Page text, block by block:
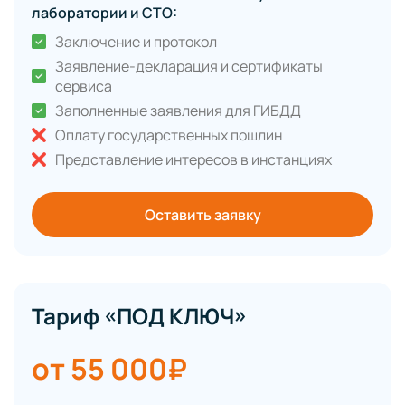
лаборатории и СТО:
Заключение и протокол
Заявление-декларация и сертификаты
сервиса
Заполненные заявления для ГИБДД
Оплату государственных пошлин
Представление интересов в инстанциях
Оставить заявку
Тариф «ПОД КЛЮЧ»
от 55 000₽